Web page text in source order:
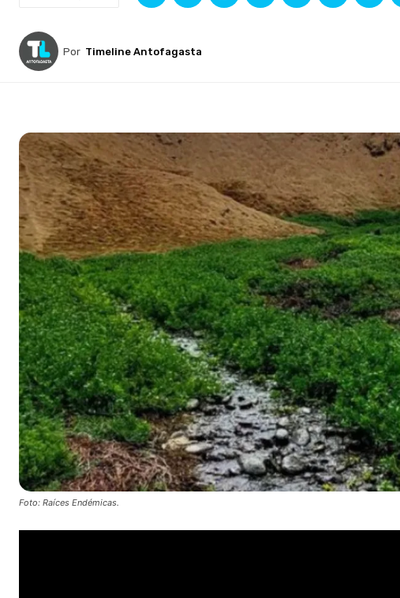
Por Timeline Antofagasta
Foto: Raíces Endémicas.